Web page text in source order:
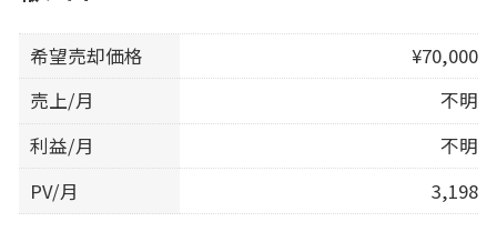
希望売却価格
¥70,000
売上/月
不明
利益/月
不明
PV/月
3,198